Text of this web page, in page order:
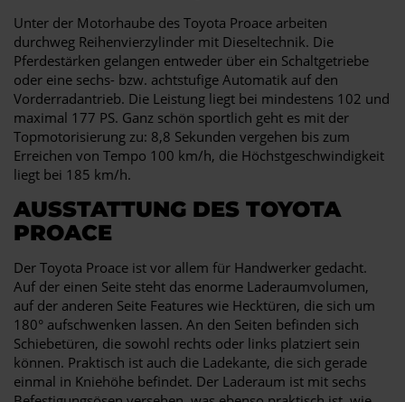
Unter der Motorhaube des Toyota Proace arbeiten
durchweg Reihenvierzylinder mit Dieseltechnik. Die
Pferdestärken gelangen entweder über ein Schaltgetriebe
oder eine sechs- bzw. achtstufige Automatik auf den
Vorderradantrieb. Die Leistung liegt bei mindestens 102 und
maximal 177 PS. Ganz schön sportlich geht es mit der
Topmotorisierung zu: 8,8 Sekunden vergehen bis zum
Erreichen von Tempo 100 km/h, die Höchstgeschwindigkeit
liegt bei 185 km/h.
AUSSTATTUNG DES TOYOTA
PROACE
Der Toyota Proace ist vor allem für Handwerker gedacht.
Auf der einen Seite steht das enorme Laderaumvolumen,
auf der anderen Seite Features wie Hecktüren, die sich um
180° aufschwenken lassen. An den Seiten befinden sich
Schiebetüren, die sowohl rechts oder links platziert sein
können. Praktisch ist auch die Ladekante, die sich gerade
einmal in Kniehöhe befindet. Der Laderaum ist mit sechs